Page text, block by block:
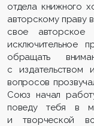
отдела книжного
авторскому праву
свое авторское
исключительное
обращать
с издательством
вопросов
Союз начал
поведу тебя в
и творческой